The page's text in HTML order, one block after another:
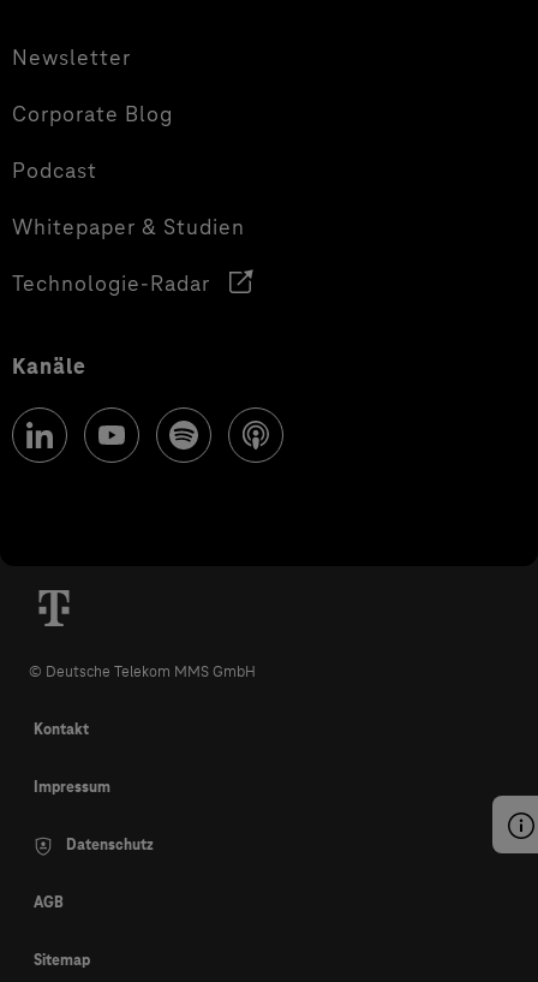
Newsletter
Corporate Blog
Podcast
Whitepaper & Studien
Technologie-Radar
Kanäle
© Deutsche Telekom MMS GmbH
Kontakt
Impressum
Datenschutz
AGB
Sitemap